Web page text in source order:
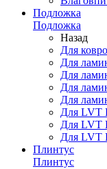
Подложка
Подложка
Назад
Для
Для
Для
Для
Для
Для LVT
Для LVT
Для LVT
Плинтус
Плинтус